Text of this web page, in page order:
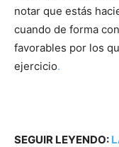
notar que estás
cuando de forma
favorables por los
ejercicio.
SEGUIR LEYENDO: